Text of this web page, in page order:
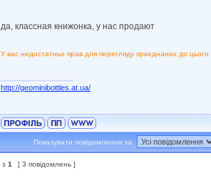
да, классная книжонка, у нас продают
У вас недостатньо прав для перегляду приєднаних до цього
http://geominibottles.at.ua/
Показувати повідомлення за:
з 1 [ 3 повідомлень ]